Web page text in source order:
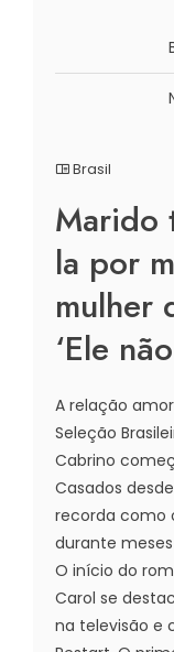
Brasil
Marido
la por
mulher
‘Ele
A relação
Seleção
Cabrino
Casados
recorda como
durante
O início do
Carol se
na televisão e